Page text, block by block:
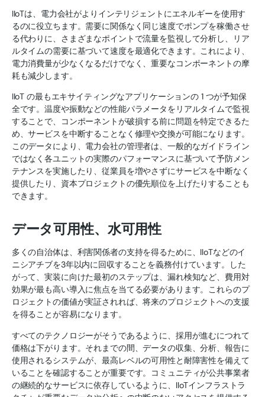
IIoTは、電力会社がよりインテリジェントにエネルギーを使用す
るのに役立ちます。需要に関係なく同じ速度でポンプを稼働させ
る代わりに、さまざまなポイントで流量を監視して分析し、リア
ルタイムの需要に基づいて速度を最適化できます。これにより、
電力消費量が少なくなるだけでなく、重要なコンポーネントの摩
耗も減少します。
IIoT の最もエキサイティングなアプリケーションの 1 つが予知保
全です。温度や振動などの性能パラメータをリアルタイムで監視
することで、コンポーネントが破損する前に問題を特定できるた
め、サービスを中断することなく修理や交換が可能になります。
このデータにより、電力会社の管理者は、一般的なガイドライン
ではなく各ユニットの実際のパフォーマンスに基づいて予防メン
テナンスを実施したり、従業員を増やさずにサービスを中断なく
提供したり、資本プロジェクトの優先順位を上げたりすることも
できます。
データ可用性、水可用性
多くの自治体は、利害関係者の支持を得るために、IIoTなどのイ
ニシアチブを3年以内に回収することを義務付けています。した
がって、実装に向けた最初のステップは、漏れ検知など、費用対
効果が最も高い導入に焦点を当てる必要があります。これらのプ
ロジェクトの価値が実証されれば、将来のプロジェクトへの支援
を得ることが容易になります。
すべてのテクノロジーがそうであるように、採用が進むにつれて
価格は下がります。それまでの間、データの収集、分析、報告に
使用されるシステムが、最高レベルの可用性と耐障害性を備えて
いることを確認することが重要です。コミュニティが公共事業者
の継続的なサービスに依存しているように、IIoTインフラストラ